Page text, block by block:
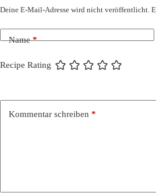
Deine E-Mail-Adresse wird nicht veröffentlicht.
Name*
Recipe Rating
Kommentar schreiben *